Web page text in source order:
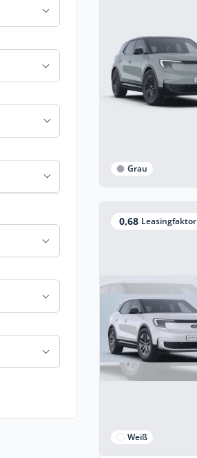
Grau
0,68 Leasingfaktor
Weiß